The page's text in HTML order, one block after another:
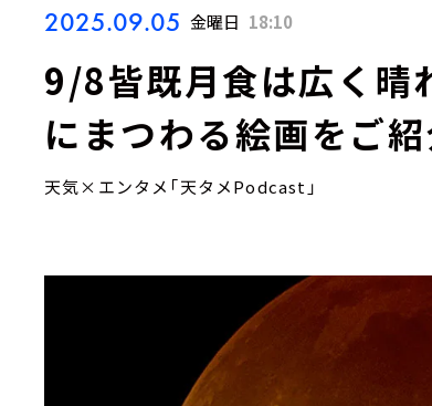
2025.09.05 金曜日 18:10
9/8皆既月食は広く晴
にまつわる絵画をご
天気×エンタメ「天タメPodcast」